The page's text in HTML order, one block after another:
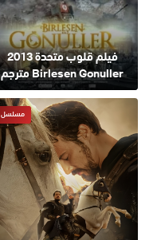
فيلم قلوب متحدة 2013
Birlesen Gonuller مترجم
مسلسل